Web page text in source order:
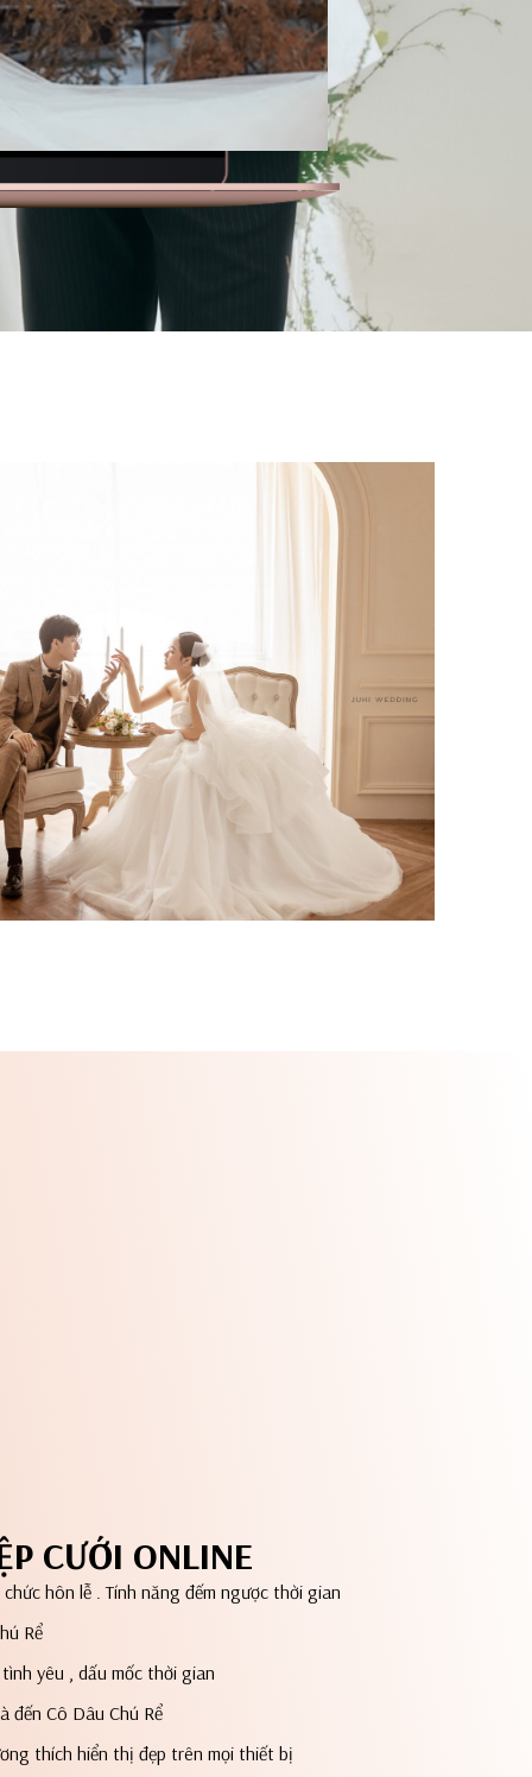
CƯỚI ONLINE
hôn lễ . Tính năng đếm ngược thời gian
Rể
yêu , dấu mốc thời gian
đến Cô Dâu Chú Rể
thích hiển thị đẹp trên mọi thiết bị